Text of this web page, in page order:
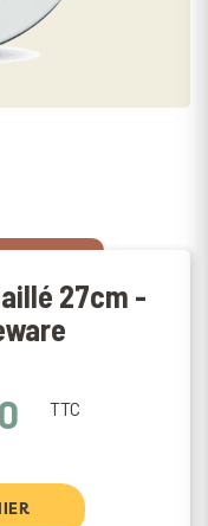
27cm -
TTC